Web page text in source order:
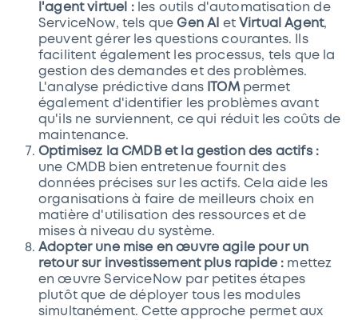
l'agent virtuel :les outils d'automatisation de
ServiceNow, tels queGen AI et Virtual Agent,
peuvent gérer les questions courantes. Ils
facilitent également les processus, tels que la
gestion des demandes et des problèmes.
L'analyse prédictive dans ITOMpermet
également d'identifier les problèmes avant
qu'ils ne surviennent, ce qui réduit les coûts de
maintenance.
Optimisez la CMDB et la gestion des actifs :
une CMDB bien entretenue fournit des
données précises sur les actifs. Cela aide les
organisations à faire de meilleurs choix en
matière d'utilisation des ressources et de
mises à niveau du système.
Adopter une mise en œuvre agile pour un
retour sur investissement plus rapide : mettez
en œuvre ServiceNow par petites étapes
plutôt que de déployer tous les modules
simultanément. Cette approche permet aux